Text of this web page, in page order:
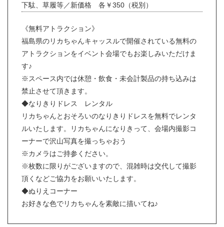
下駄、草履等／新価格 各￥350（税別）
《無料アトラクション》
福島県のリカちゃんキャッスルで開催されている無料の
アトラクションをイベント会場でもお楽しみいただけま
す♪
※スペース内では休憩・飲食・未会計製品の持ち込みは
禁止させて頂きます。
◆なりきりドレス レンタル
リカちゃんとおそろいのなりきりドレスを無料でレンタ
ルいたします。リカちゃんになりきって、会場内撮影コ
ーナーで沢山写真を撮っちゃおう
※カメラはご持参ください。
※枚数に限りがございますので、混雑時は交代して撮影
頂くなどご協力をお願いいたします。
◆ぬりえコーナー
お好きな色でリカちゃんを素敵に描いてね♪